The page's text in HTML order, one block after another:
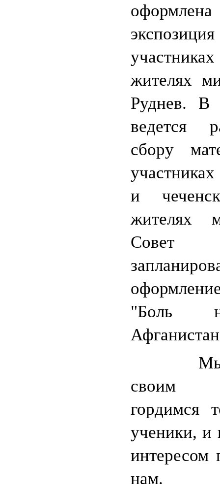
жителях
Руднев. В
ведется
сбору
и
жителях
Совет
зап
"Боль
Мы
своим
гордимся
ученики, и
интересом
нам.